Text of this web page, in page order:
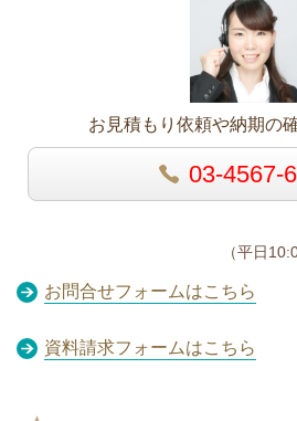
お見積もり依頼や納期の
03-4567-
（平日
お問合せフォームはこちら
資料請求フォームはこちら